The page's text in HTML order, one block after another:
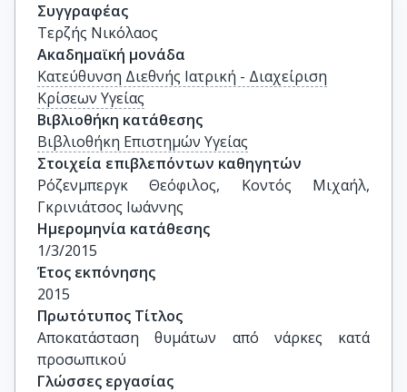
Συγγραφέας
Τερζής Νικόλαος
Ακαδημαϊκή μονάδα
Κατεύθυνση Διεθνής Ιατρική - Διαχείριση
Κρίσεων Υγείας
Βιβλιοθήκη κατάθεσης
Βιβλιοθήκη Επιστημών Υγείας
Στοιχεία επιβλεπόντων καθηγητών
Ρόζενμπεργκ Θεόφιλος, Κοντός Μιχαήλ,
Γκρινιάτσος Ιωάννης
Ημερομηνία κατάθεσης
1/3/2015
Έτος εκπόνησης
2015
Πρωτότυπος Τίτλος
Αποκατάσταση θυμάτων από νάρκες κατά
προσωπικού
Γλώσσες εργασίας